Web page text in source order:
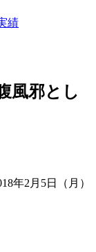
績
風邪とし
年2月5日（月）